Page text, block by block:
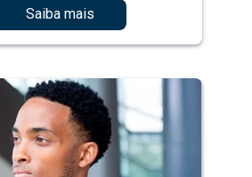
Saiba mais